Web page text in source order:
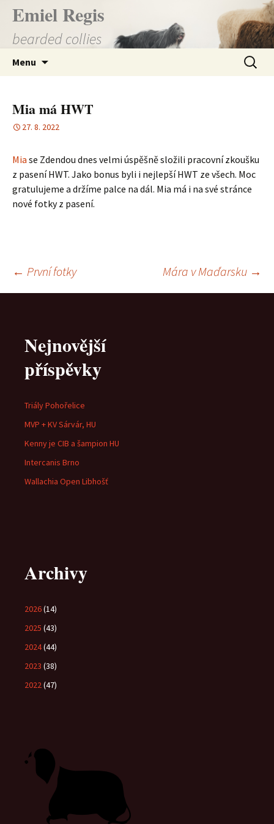
Přejít
obsahu
Emiel Regis
bearded collies
Menu
Mia má HWT
27. 8. 2022
Mia se Zdendou dnes velmi úspěšně složili pracovní zkoušku
z pasení HWT. Jako bonus byli i nejlepší HWT ze všech. Moc
gratulujeme a držíme palce na dál. Mia má i na své stránce
nové fotky z pasení.
Navigace
příspěvky
← První fotky Mára v Maďarsku →
Nejnovější
příspěvky
Triály Pohořelice
MVP + KV Sárvár, HU
Kenny je CIB a šampion HU
Intercanis Brno
Wallachia Open Libhošť
Archivy
2026(14)
2025 (43)
2024(44)
2023 (38)
2022(47)